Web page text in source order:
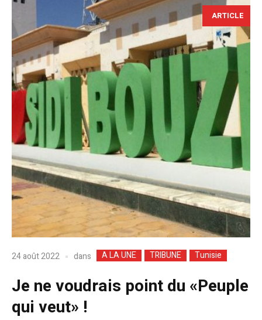
ARTICLE
24 août 2022 dans A LA UNE TRIBUNE Tunisie
Je ne voudrais point du «Peuple
qui veut» !